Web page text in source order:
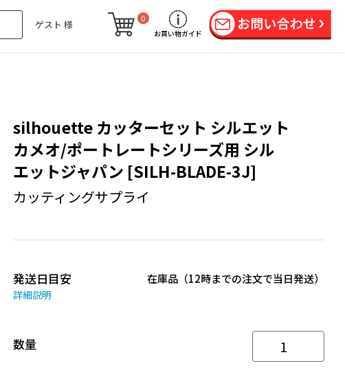
ゲスト 様
0
お買い物ガイド
silhouette カッターセット シルエット
カメオ/ポートレートシリーズ用 シル
エットジャパン [SILH-BLADE-3J]
カッティングサプライ
発送日目安
詳細説明
在庫品（12時までの注文で当日発送）
数量